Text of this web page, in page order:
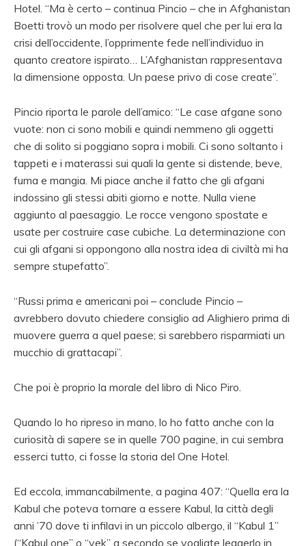
Hotel. “Ma è certo – continua Pincio – che in Afghanistan
Boetti trovò un modo per risolvere quel che per lui era la
crisi dell’occidente, l’opprimente fede nell’individuo in
quanto creatore ispirato… L’Afghanistan rappresentava
la dimensione opposta. Un paese privo di cose create”.
Pincio riporta le parole dell’amico: “Le case afgane sono
vuote: non ci sono mobili e quindi nemmeno gli oggetti
che di solito si poggiano sopra i mobili. Ci sono soltanto i
tappeti e i materassi sui quali la gente si distende, beve,
fuma e mangia. Mi piace anche il fatto che gli afgani
indossino gli stessi abiti giorno e notte. Nulla viene
aggiunto al paesaggio. Le rocce vengono spostate e
usate per costruire case cubiche. La determinazione con
cui gli afgani si oppongono alla nostra idea di civiltà mi ha
sempre stupefatto”.
“Russi prima e americani poi – conclude Pincio –
avrebbero dovuto chiedere consiglio ad Alighiero prima di
muovere guerra a quel paese; si sarebbero risparmiati un
mucchio di grattacapi”.
Che poi è proprio la morale del libro di Nico Piro.
Quando lo ho ripreso in mano, lo ho fatto anche con la
curiosità di sapere se in quelle 700 pagine, in cui sembra
esserci tutto, ci fosse la storia del One Hotel.
Ed eccola, immancabilmente, a pagina 407: “Quella era la
Kabul che poteva tornare a essere Kabul, la città degli
anni ’70 dove ti infilavi in un piccolo albergo, il “Kabul 1”
(“Kabul one” o “yek” a secondo se vogliate leggerlo in